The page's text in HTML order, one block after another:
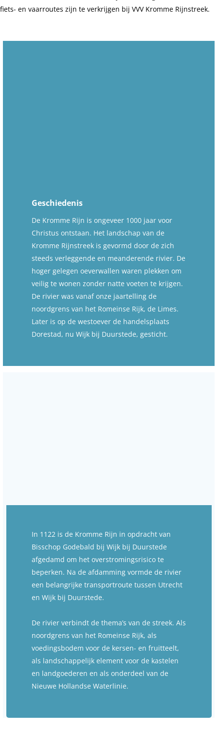
fiets- en vaarroutes zijn te verkrijgen bij VVV Kromme Rijnstreek.
Geschiedenis
De Kromme Rijn is ongeveer 1000 jaar voor
Christus ontstaan. Het landschap van de
Kromme Rijnstreek is gevormd door de zich
steeds verleggende en meanderende rivier. De
hoger gelegen oeverwallen waren plekken om
veilig te wonen zonder natte voeten te krijgen.
De rivier was vanaf onze jaartelling de
noordgrens van het Romeinse Rijk, de Limes.
Later is op de westoever de handelsplaats
Dorestad, nu Wijk bij Duurstede, gesticht.
In 1122 is de Kromme Rijn in opdracht van
Bisschop Godebald bij Wijk bij Duurstede
afgedamd om het overstromingsrisico te
beperken. Na de afdamming vormde de rivier
een belangrijke transportroute tussen Utrecht
en Wijk bij Duurstede.
De rivier verbindt de thema’s van de streek. Als
noordgrens van het Romeinse Rijk, als
voedingsbodem voor de kersen- en fruitteelt,
als landschappelijk element voor de kastelen
en landgoederen en als onderdeel van de
Nieuwe Hollandse Waterlinie.